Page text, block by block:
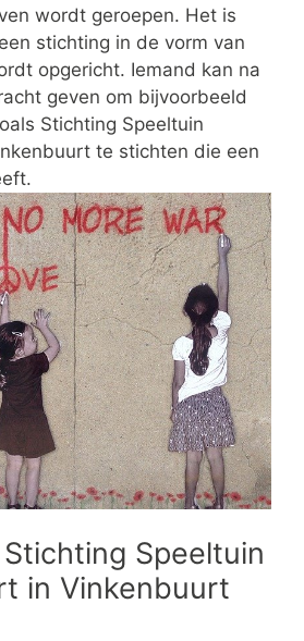
wordt geroepen. Het is
stichting in de vorm van
opgericht. Iemand kan na
geven om bijvoorbeeld
Stichting Speeltuin
te stichten die een
Speeltuin
in Vinkenbuurt